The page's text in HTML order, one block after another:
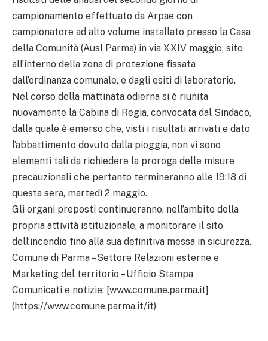
campionamento effettuato da Arpae con
campionatore ad alto volume installato presso la Casa
della Comunità (Ausl Parma) in via XXIV maggio, sito
all’interno della zona di protezione fissata
dall’ordinanza comunale, e dagli esiti di laboratorio.
Nel corso della mattinata odierna si è riunita
nuovamente la Cabina di Regia, convocata dal Sindaco,
dalla quale è emerso che, visti i risultati arrivati e dato
l’abbattimento dovuto dalla pioggia, non vi sono
elementi tali da richiedere la proroga delle misure
precauzionali che pertanto termineranno alle 19:18 di
questa sera, martedì 2 maggio.
Gli organi preposti continueranno, nell’ambito della
propria attività istituzionale, a monitorare il sito
dell’incendio fino alla sua definitiva messa in sicurezza.
Comune di Parma – Settore Relazioni esterne e
Marketing del territorio – Ufficio Stampa
Comunicati e notizie: [www.comune.parma.it]
(https://www.comune.parma.it/it)